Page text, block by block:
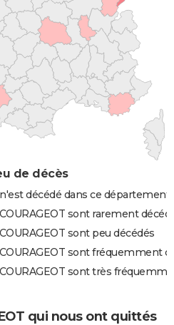
de décès
décédé dans ce département
sont rarement
sont peu décédés
sont fréquemment
sont très
qui nous ont quittés